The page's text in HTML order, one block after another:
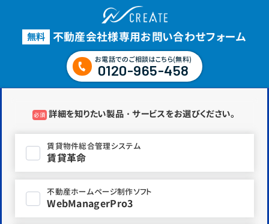
無料 不動産会社様専用お問い合わせフォーム
お電話でのご相談はこちら(無料)
0120-965-458
必須 詳細を知りたい製品・サービスをお選びください。
賃貸物件総合管理システム
賃貸革命
不動産ホームページ制作ソフト
WebManagerPro3